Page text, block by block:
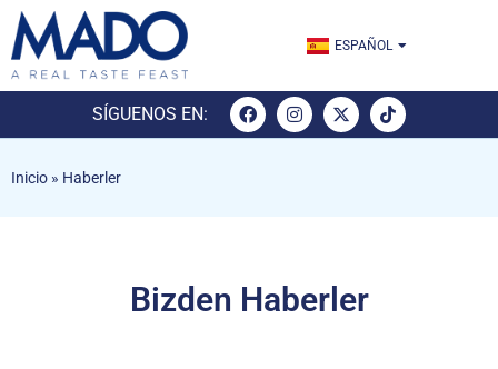
ESPAÑOL
TÜRKÇE
SÍGUENOS EN:
Inicio » Haberler
Bizden Haberler